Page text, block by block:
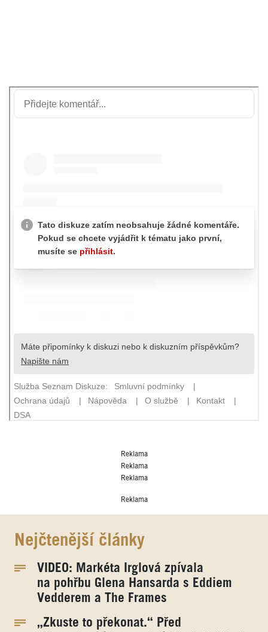
Reklama
Reklama
Reklama
Reklama
Nejčtenější články
VIDEO: Markéta Irglová zpívala
na pohřbu Glena Hansarda s Eddiem
Vedderem a The Frames
„Zkuste to překonat.“ Před